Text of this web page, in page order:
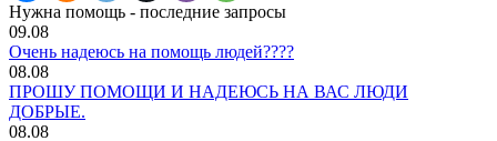
Нужна помощь - последние запросы
09.08
Очень надеюсь на помощь людей????
08.08
ПРОШУ ПОМОЩИ И НАДЕЮСЬ НА ВАС ЛЮДИ
ДОБРЫЕ.
08.08